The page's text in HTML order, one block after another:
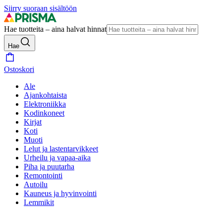
Siirry suoraan sisältöön
Hae tuotteita – aina halvat hinnat
Hae
Ostoskori
Ale
Ajankohtaista
Elektroniikka
Kodinkoneet
Kirjat
Koti
Muoti
Lelut ja lastentarvikkeet
Urheilu ja vapaa-aika
Piha ja puutarha
Remontointi
Autoilu
Kauneus ja hyvinvointi
Lemmikit